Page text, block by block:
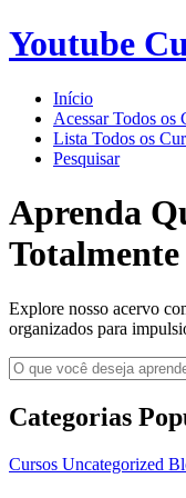
Youtube
Início
Acessar Todos os
Lista Todos os
Pesquisar
Aprenda
Explore nosso acervo
organizados para
Categorias
Cursos Uncategorized